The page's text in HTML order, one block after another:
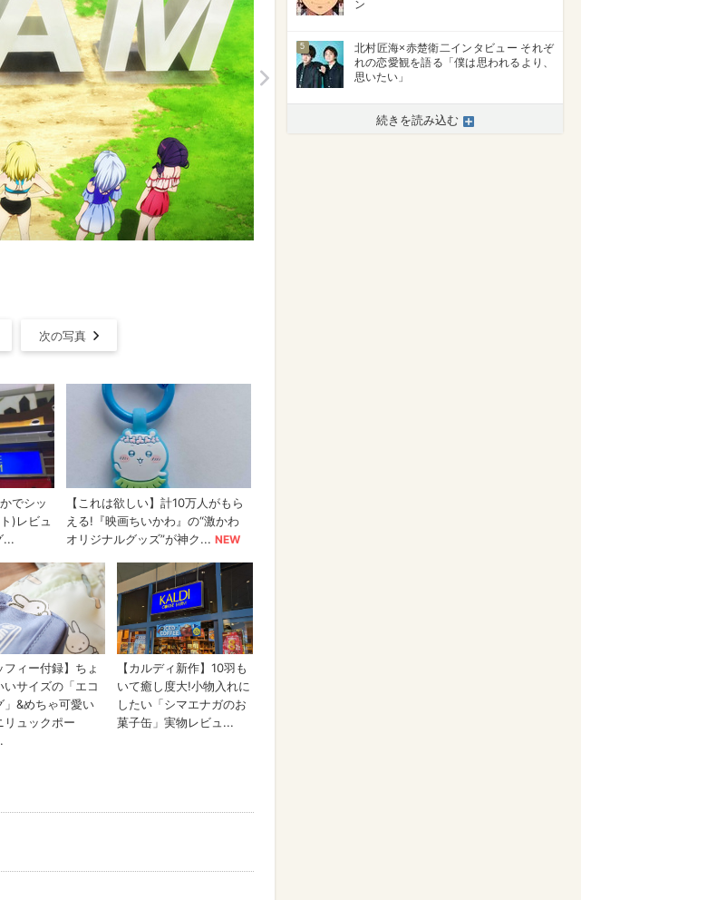
>
次の写真
ン
5
北村匠海×赤楚衛二インタビュー それぞ
れの恋愛観を語る「僕は思われるより、
思いたい」
続きを読み込む